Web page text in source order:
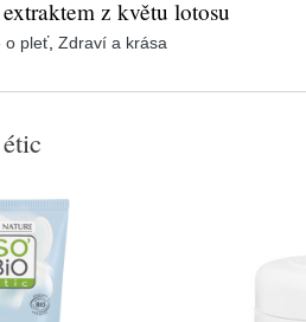
z květu lotosu
o pleť, Zdraví a krása